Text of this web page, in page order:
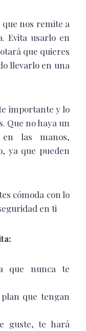
nos remite a
Evita usarlo en
que quieres
llevarlo en una
importante y lo
Que no haya un
en las manos,
ya que pueden
cómoda con lo
en ti
que nunca te
que tengan
guste, te hará